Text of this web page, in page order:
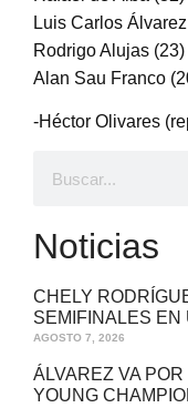
Luis Carlos
Rodrigo Alujas (23)
Alan Sau Franco
-Héctor Olivares
Noticias
CHELY
SEMIFINALES EN
AGOSTO 7, 2026
ÁLVAREZ VA
YOUNG